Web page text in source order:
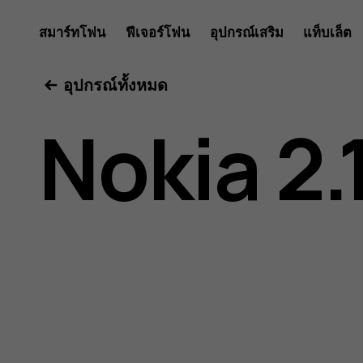
คู่มือ
ผู้
ใช้
สมาร์ทโฟน ฟีเจอร์โฟน อุปกรณ์เสริม แท็บเล็ต
อุปกรณ์ทั้งหมด
Nokia